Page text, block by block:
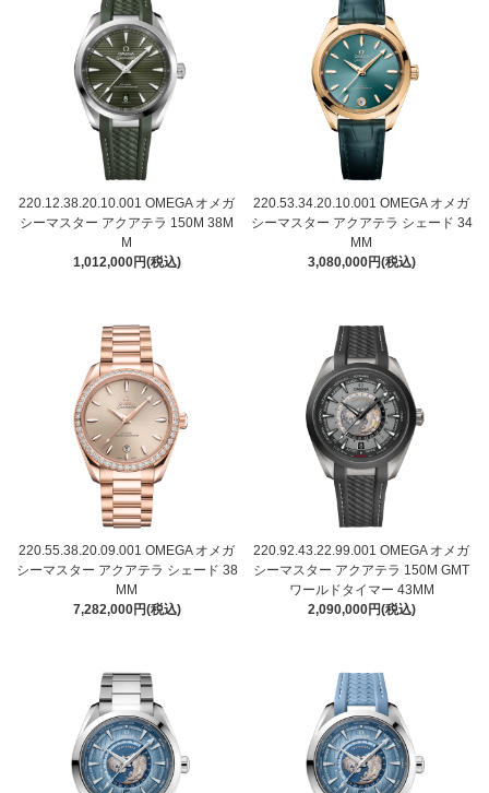
220.12.38.20.10.001 OMEGA オメガ
シーマスター アクアテラ 150M 38M
M
1,012,000円(税込)
220.53.34.20.10.001 OMEGA オメガ
シーマスター アクアテラ シェード 34
MM
3,080,000円(税込)
220.55.38.20.09.001 OMEGA オメガ
シーマスター アクアテラ シェード 38
MM
7,282,000円(税込)
220.92.43.22.99.001 OMEGA オメガ
シーマスター アクアテラ 150M GMT
ワールドタイマー 43MM
2,090,000円(税込)